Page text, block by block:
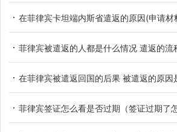
在菲律宾卡坦端内斯省遣返的原因(申请材
菲律宾被遣返的人都是什么情况 遣返的流
在菲律宾被遣返回国的后果 被遣返的原因
菲律宾签证怎么看是否过期（签证过期了